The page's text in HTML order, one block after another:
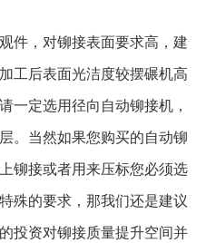
，对铆接表面要求高，建
工后表面光洁度较摆碾机高
一定选用径向自动铆接机，
。当然如果您购买的自动铆
铆接或者用来压标您必须选
殊的要求，那我们还是建议
投资对铆接质量提升空间并